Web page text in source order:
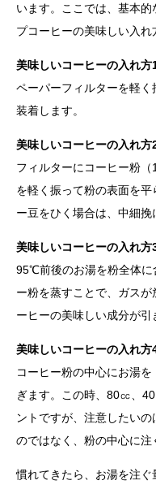
います。ここでは、基本
プコーヒーの美味しい入れ
美味しいコーヒーの入れ方
ペーパーフィルターを軽
装着します。
美味しいコーヒーの入れ方
フィルターにコーヒー粉
を軽く振って粉の表面を
ー豆をひく場合は、中細挽
美味しいコーヒーの入れ方
95℃前後のお湯を粉全体に
ー粉を蒸すことで、ガス
ーヒーの美味しい成分が引
美味しいコーヒーの入れ方
コーヒー粉の中心にお湯
ぎます。この時、80㏄、
ントですが、注意したい
のではなく、粉の中心に注
慣れてきたら、お湯を注